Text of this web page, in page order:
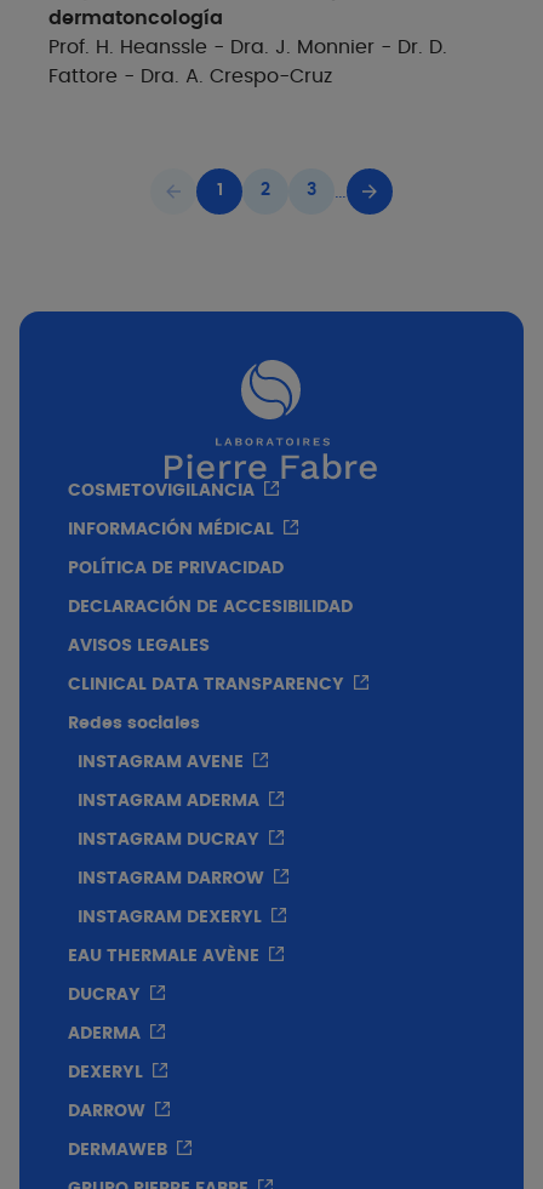
dermatoncología
Prof. H. Heanssle - Dra. J. Monnier - Dr. D.
Fattore - Dra. A. Crespo-Cruz
Previous page
Current page
1 2
Página
3
Next page
COSMETOVIGILANCIA
INFORMACIÓN MÉDICAL
POLÍTICA DE PRIVACIDAD
DECLARACIÓN DE ACCESIBILIDAD
AVISOS LEGALES
CLINICAL DATA TRANSPARENCY
Redes sociales
INSTAGRAM AVENE
INSTAGRAM ADERMA
INSTAGRAM DUCRAY
INSTAGRAM DARROW
INSTAGRAM DEXERYL
EAU THERMALE AVÈNE
DUCRAY
ADERMA
DEXERYL
DARROW
DERMAWEB